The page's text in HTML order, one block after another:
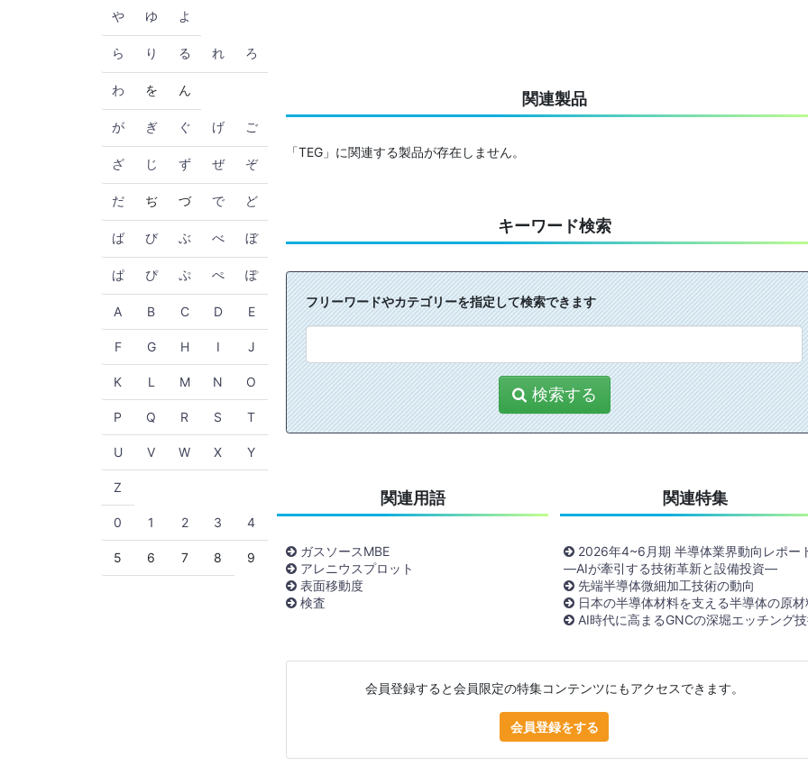
や ゆ よ
ら り る れ ろ
わ を ん
が ぎ ぐ げ ご
ざ じ ず ぜ ぞ
だ ぢ づ で ど
ば び ぶ べ ぼ
ぱ ぴ ぷ ぺ ぽ
A B C D E
F G H I J
K L M N O
P Q R S T
U V W X Y
Z
0 1 2 3 4
5 6 7 8 9
関連製品
「TEG」に関連する製品が存在しません。
キーワード検索
フリーワードやカテゴリーを指定して検索できます
検索する
関連用語 関連特集
ガスソースMBE
アレニウスプロット
表面移動度
検査
2026年4~6月期 半導体業界動向レポー
―AIが牽引する技術革新と設備投資―
先端半導体微細加工技術の動向
日本の半導体材料を支える半導体の原材
AI時代に高まるGNCの深堀エッチング
会員登録すると会員限定の特集コンテンツにもアクセスできます。
会員登録をする